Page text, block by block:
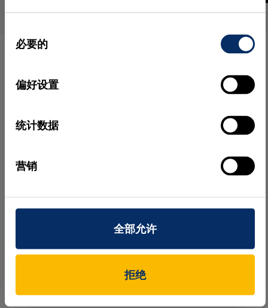
必要的
偏好设置
统计数据
营销
全部允许
拒绝
通用盒查找器可在无需训练
通用盒查找
的空间内检测不同尺寸
的盒子，无需预先进行
这项技术尤其适用于需
要处理不同尺寸包装的物流和制药应用。
其他用例还包括在完成 3D 对齐后，对复杂 3D 物体
进行几何属性测量或缺陷定位。